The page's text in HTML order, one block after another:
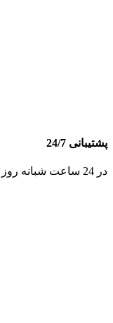
پشتیبانی 24/7
در 24 ساعت شبانه روز